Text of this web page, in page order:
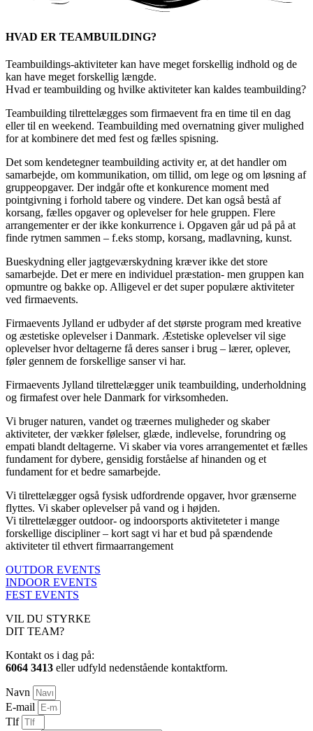
HVAD ER TEAMBUILDING?
Teambuildings-aktiviteter kan have meget forskellig indhold og de
kan have meget forskellig længde.
Hvad er teambuilding og hvilke aktiviteter kan kaldes teambuilding?
Teambuilding tilrettelægges som firmaevent fra en time til en dag
eller til en weekend. Teambuilding med overnatning giver mulighed
for at kombinere det med fest og fælles spisning.
Det som kendetegner teambuilding activity er, at det handler om
samarbejde, om kommunikation, om tillid, om lege og om løsning af
gruppeopgaver. Der indgår ofte et konkurence moment med
pointgivning i forhold tabere og vindere. Det kan også bestå af
korsang, fælles opgaver og oplevelser for hele gruppen. Flere
arrangementer er der ikke konkurrence i. Opgaven går ud på på at
finde rytmen sammen – f.eks stomp, korsang, madlavning, kunst.
Bueskydning eller jagtgeværskydning kræver ikke det store
samarbejde. Det er mere en individuel præstation- men gruppen kan
opmuntre og bakke op. Alligevel er det super populære aktiviteter
ved firmaevents.
Firmaevents Jylland er udbyder af det største program med kreative
og æstetiske oplevelser i Danmark. Æstetiske oplevelser vil sige
oplevelser hvor deltagerne få deres sanser i brug – lærer, oplever,
føler gennem de forskellige sanser vi har.
Firmaevents Jylland tilrettelægger unik teambuilding, underholdning
og firmafest over hele Danmark for virksomheden.
Vi bruger naturen, vandet og træernes muligheder og skaber
aktiviteter, der vækker følelser, glæde, indlevelse, forundring og
empati blandt deltagerne. Vi skaber via vores arrangementet et fælles
fundament for dybere, gensidig forståelse af hinanden og et
fundament for et bedre samarbejde.
Vi tilrettelægger også fysisk udfordrende opgaver, hvor grænserne
flyttes. Vi skaber oplevelser på vand og i højden.
Vi tilrettelægger outdoor- og indoorsports aktiviteteter i mange
forskellige discipliner – kort sagt vi har et bud på spændende
aktiviteter til ethvert firmaarrangement
OUTDOR EVENTS
INDOOR EVENTS
FEST EVENTS
VIL DU STYRKE
DIT TEAM?
Kontakt os i dag på:
6064 3413 eller udfyld nedenstående kontaktform.
Navn
E-mail
Tlf